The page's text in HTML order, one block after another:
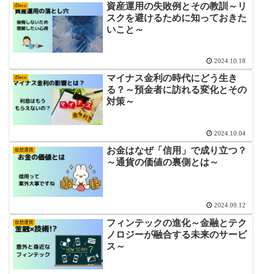
iDeco
資産運用の失敗例とその教訓～リ
スクを避けるために知っておきた
いこと～
2024.10.18
iDeco
マイナス金利の時代にどう生き
る？～預金者に訪れる変化とその
対策～
2024.10.04
仮想通貨
お金はなぜ「信用」で成り立つ？
～通貨の価値の裏側とは～
2024.09.12
仮想通貨
フィンテックの進化～金融とテク
ノロジーが融合する未来のサービ
ス～